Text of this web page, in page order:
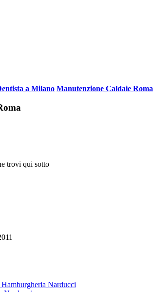
a Milano Manutenzione Caldaie Roma
trovi qui sotto
Narducci